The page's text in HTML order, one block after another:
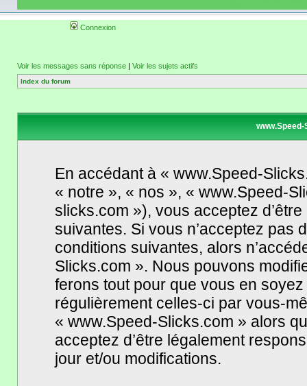
Connexion
Voir les messages sans réponse | Voir les sujets actifs
Index du forum
En accédant à « www.Speed-
« notre », « nos », « www.Speed-
slicks.com »), vous acceptez
suivantes. Si vous n’acceptez pas
conditions suivantes, alors
Slicks.com ». Nous pouvons
ferons tout pour que vous en
régulièrement celles-ci par vous-
« www.Speed-Slicks.com » alors
acceptez d’être légalement
jour et/ou modifications.